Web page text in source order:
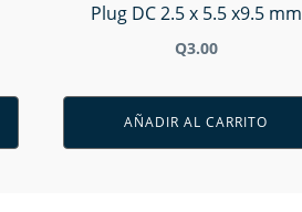
Plug DC 2.5 x 5.5 x9.5 mm
Q3.00
AÑADIR AL CARRITO